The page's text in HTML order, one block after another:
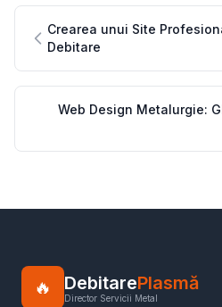
Crearea unui Site
Debitare
Web Design Metalurgie:
🔥 DebitarePlasmă
Director Servicii Metal